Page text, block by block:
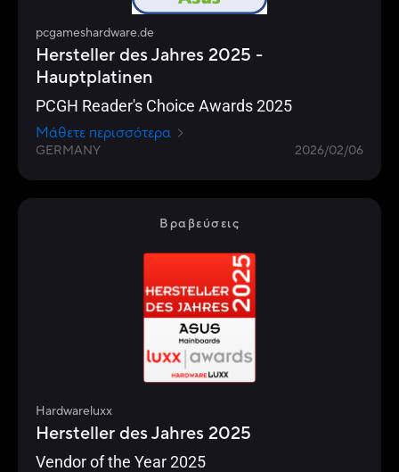
pcgameshardware.de
Hersteller des Jahres 2025 -
Hauptplatinen
PCGH Reader's Choice Awards 2025
Μάθετε περισσότερα
GERMANY 2026/02/06
Βραβεύσεις
Hardwareluxx
Hersteller des Jahres 2025
Vendor of the Year 2025